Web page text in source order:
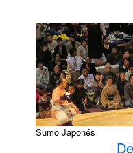
Sumo Japonés